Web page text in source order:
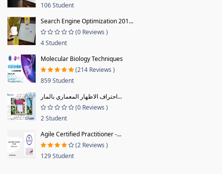
106 Student
Search Engine Optimization 201...
(0 Reviews )
4 Student
Molecular Biology Techniques
(214 Reviews )
859 Student
احتراف الاظهار المعماري بالمار...
(0 Reviews )
2 Student
Agile Certified Practitioner -...
(2 Reviews )
129 Student